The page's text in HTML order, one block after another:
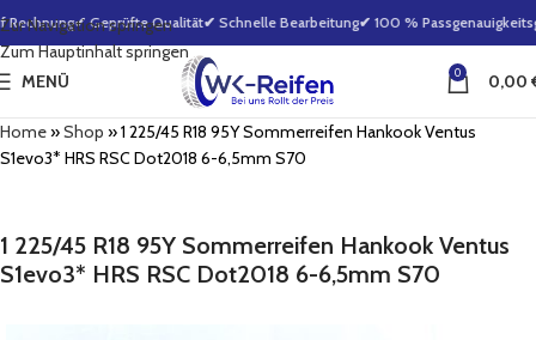
Zur Navigation springen
Zum Hauptinhalt springen
✔ Geprüfte Qualität✔ Schnelle Bearbeitung✔ 100 %
MENÜ 0 0,00
Home»Shop »1 225/45 R18 95Y Sommerreifen Hankook Ventus
S1evo3* HRS RSC Dot2018 6-6,5mm S70
1 225/45 R18 95Y Sommerreifen Hankook Ventus
S1evo3* HRS RSC Dot2018 6-6,5mm S70